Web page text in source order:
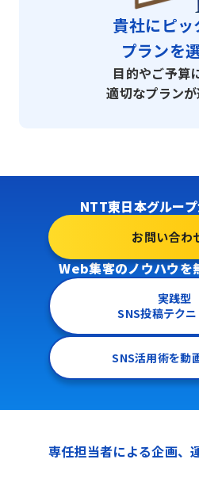
貴社にピッ
プランを
目的やご予算
適切なプランが
NTT東日本グルー
お問い合わ
Web集客のノウハウを
実践型
SNS投稿テク
SNS活用術を動
専任担当者による企画、